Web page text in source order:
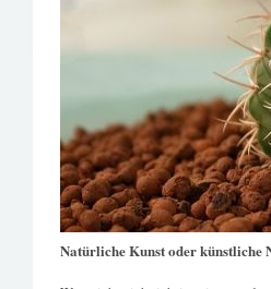
Natürliche Kunst oder künstliche